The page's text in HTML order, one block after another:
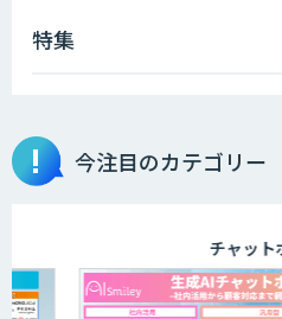
特集
今注目のカテゴリー
チャットボット